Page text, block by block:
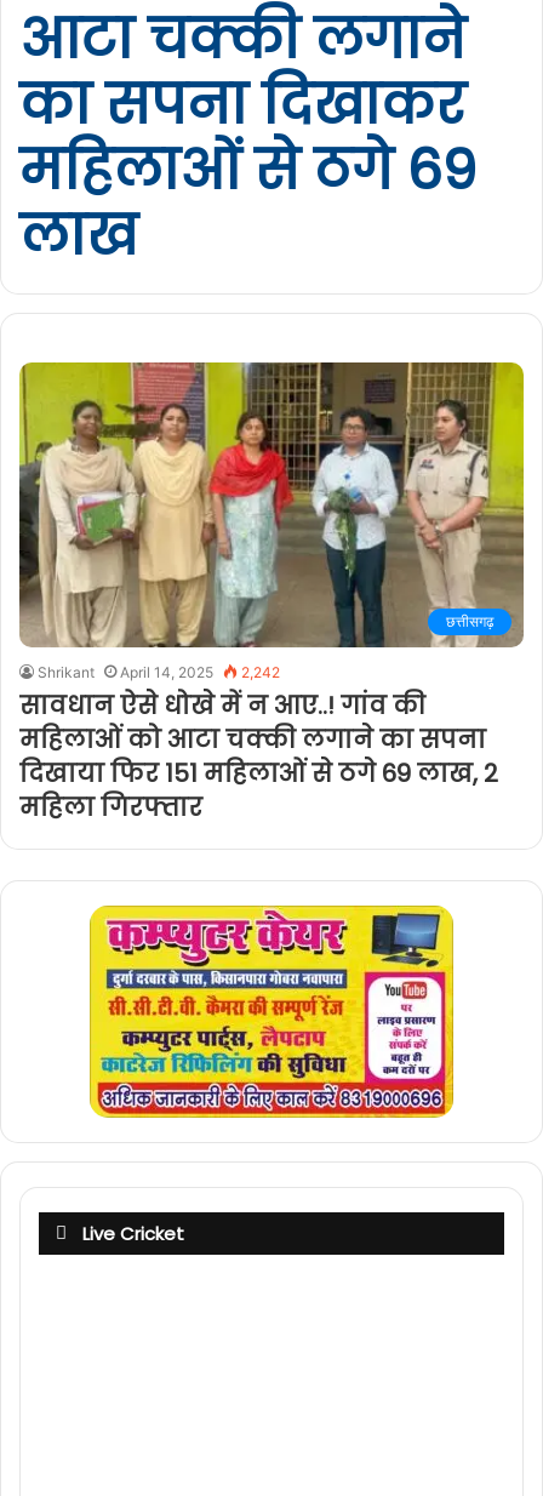
आटा चक्की लगाने
का सपना दिखाकर
महिलाओं से ठगे 69
लाख
छत्तीसगढ़
Shrikant April 14, 2025 2,242
सावधान ऐसे धोखे में न आए..! गांव की
महिलाओं को आटा चक्की लगाने का सपना
दिखाया फिर 151 महिलाओं से ठगे 69 लाख, 2
महिला गिरफ्तार
Live Cricket